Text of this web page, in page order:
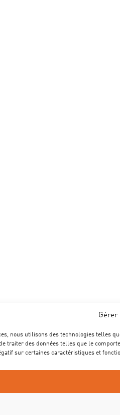
Gérer
nous utilisons des technologies telles
traiter des données telles que le
sur certaines caractéristiques et